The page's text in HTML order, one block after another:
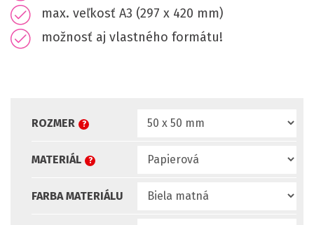
max. veľkosť A3 (297 x 420 mm)
možnosť aj vlastného formátu!
ROZMER ?
MATERIÁL ?
FARBA MATERIÁLU